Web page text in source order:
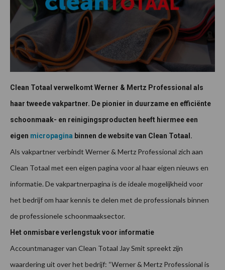
Clean Totaal verwelkomt Werner & Mertz Professional als
haar tweede vakpartner. De pionier in duurzame en efficiënte
schoonmaak- en reinigingsproducten heeft hiermee een
eigen micropagina binnen de website van Clean Totaal.
Als vakpartner verbindt Werner & Mertz Professional zich aan
Clean Totaal met een eigen pagina voor al haar eigen nieuws en
informatie. De vakpartnerpagina is de ideale mogelijkheid voor
het bedrijf om haar kennis te delen met de professionals binnen
de professionele schoonmaaksector.
Het onmisbare verlengstuk voor informatie
Accountmanager van Clean Totaal Jay Smit spreekt zijn
waardering uit over het bedrijf: “Werner & Mertz Professional is